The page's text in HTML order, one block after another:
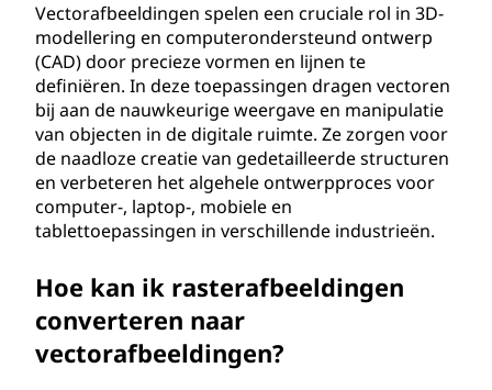
Vectorafbeeldingen spelen een cruciale rol in 3D-
modellering en computerondersteund ontwerp
(CAD) door precieze vormen en lijnen te
definiëren. In deze toepassingen dragen vectoren
bij aan de nauwkeurige weergave en manipulatie
van objecten in de digitale ruimte. Ze zorgen voor
de naadloze creatie van gedetailleerde structuren
en verbeteren het algehele ontwerpproces voor
computer-, laptop-, mobiele en
tablettoepassingen in verschillende industrieën.
Hoe kan ik rasterafbeeldingen
converteren naar
vectorafbeeldingen?